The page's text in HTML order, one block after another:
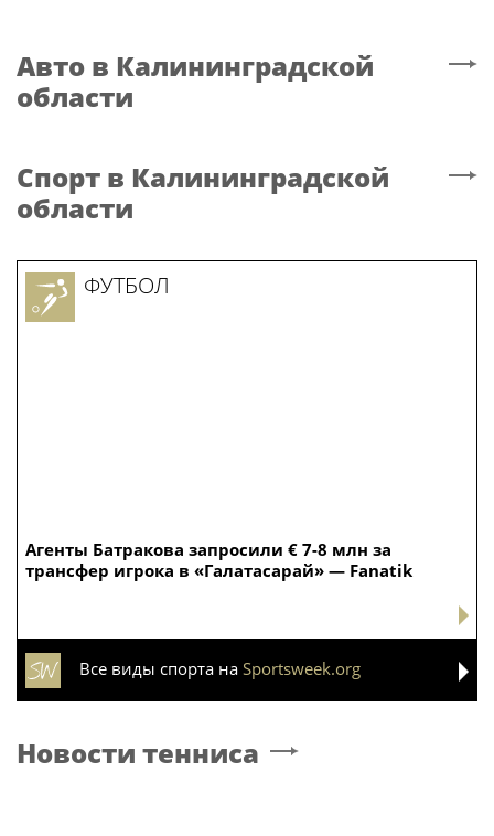
Авто в Калининградской
области
Спорт в Калининградской
области
Агенты Батракова запросили € 7-8 млн за
трансфер игрока в «Галатасарай» — Fanatik
ФУТБОЛ
Все виды спорта на Sportsweek.org
Новости тенниса